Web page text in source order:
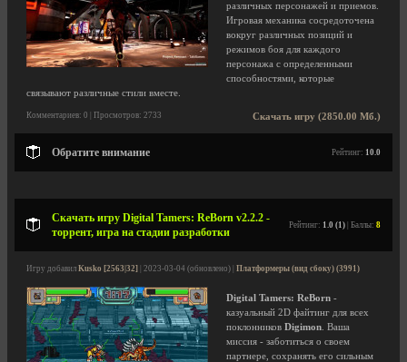
различных персонажей и приемов.
Игровая механика сосредоточена
вокруг различных позиций и
режимов боя для каждого
персонажа с определенными
способностями, которые
связывают различные стили вместе.
Скачать игру (2850.00 Мб.)
Комментариев: 0 | Просмотров: 2733
Обратите внимание Рейтинг: 10.0
Скачать игру Digital Tamers: ReBorn v2.2.2 -
торрент, игра на стадии разработки
Рейтинг: 1.0 (1) | Баллы: 8
Игру добавил Kusko [2563|32] | 2023-03-04 (обновлено) | Платформеры (вид сбоку) (3991)
Digital Tamers: ReBorn -
казуальный 2D файтинг для всех
поклонников Digimon . Ваша
миссия - заботиться о своем
партнере, сохранять его сильным